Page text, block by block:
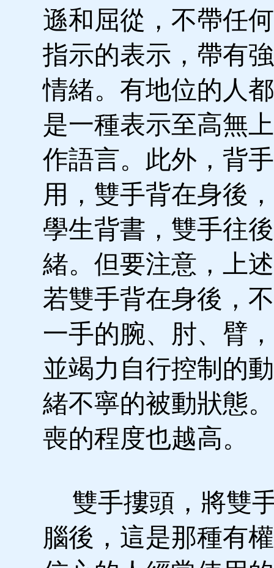
遜和屈從，不帶任
指示的表示，帶有
情緒。有地位的人
是一種表示至高無
作語言。此外，背
用，雙手背在身後
學生背書，雙手往
緒。但要注意，上
若雙手背在身後，
一手的腕、肘、臂
並竭力自行控制的
緒不寧的被動狀態
喪的程度也越高。
雙手摟頭，將雙
腦後，這是那種有